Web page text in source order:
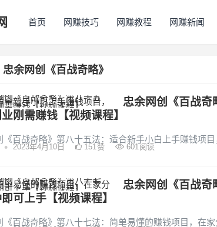
首页 网赚技巧 网赚教程 网赚新闻
忠余网创《百战奇略》
忠余网创《百战奇
业刚需赚钱【视频课程】
《百战奇略》第八十五法：适合新手小白上手赚钱项目
• 2023年4月10日 151赞 601阅读
忠余网创《百战奇
可上手【视频课程】
《百战奇略》第八十七法：简单易懂的赚钱项目，在家